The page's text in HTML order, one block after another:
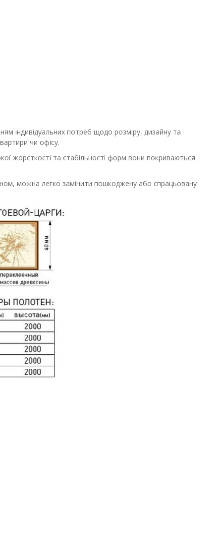
індивідуальних потреб щодо розміру, дизайну та
чи офісу.
жорсткості та стабільності форм вони покриваються
можна легко замінити пошкоджену або спрацьовану